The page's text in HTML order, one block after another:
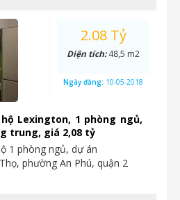
Lexington, 1 phòng ngủ,
trung, giá 2,08 tỷ
1 phòng ngủ, dự án
phường An Phú, quận 2
2.08 Tỷ
Diện tích:48,5 m2
Ngày đăng: 10-05-2018